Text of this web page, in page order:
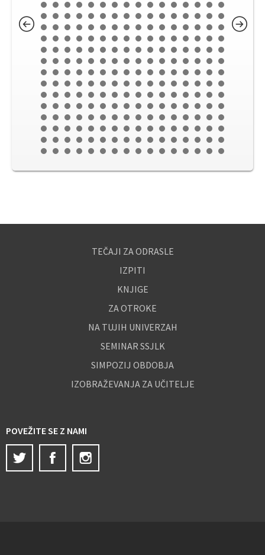
TEČAJI ZA ODRASLE
IZPITI
KNJIGE
ZA OTROKE
NA TUJIH UNIVERZAH
SEMINAR SSJLK
SIMPOZIJ OBDOBJA
IZOBRAŽEVANJA ZA UČITELJE
POVEŽITE SE Z NAMI
Twitter
Facebook